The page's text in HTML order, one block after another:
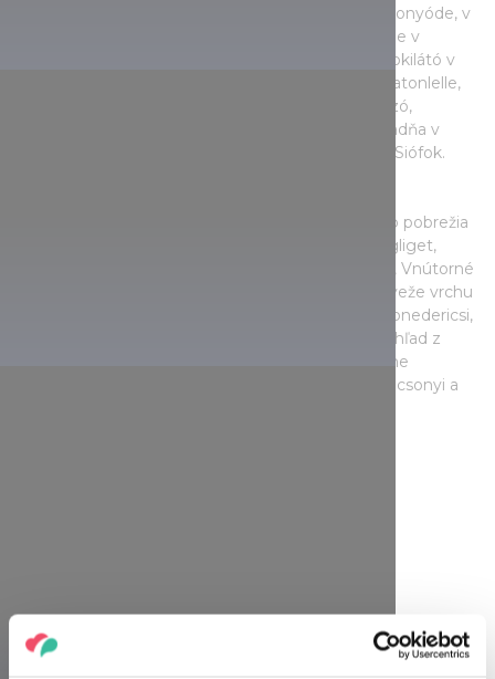
zmrzlinou. Večer sa môžete zabaviť na móle vo Fonyóde, v
centre Balatonlelle alebo na pobrežnej promenáde v
Siófoku. Za návštevu však stojí aj rozhľadňa Gömbkilátó v
Balatonboglári, panoráma z vrchu Kishegy pri Balatonlelle,
Pamätné múzeum Józsefa Attilu v Balatonszárszó,
Návštevnícke centrum námornej histórie a rozhľadňa v
Balatonföldvári, alebo obnovené centrum mesta Siófok.
Na atraktívnejších, ale strmších trasách severného pobrežia
nájdete také úchvatné zaujímavosti ako hrad Szigliget,
benediktínske opátstvo Tihany, levanduľové polia, Vnútorné
jazero a obydlia mníchov Barátlakások, čadičové veže vrchu
Szent György, Hegyestű, Múzeum Afriky v Balatonedericsi,
kamenné more Szentbékkálla alebo nádherný výhľad z
vysokého brehu v Balatonakarattya. A samozrejme
nesmiete zabudnúť ani na vynikajúce vína v Badacsonyi a